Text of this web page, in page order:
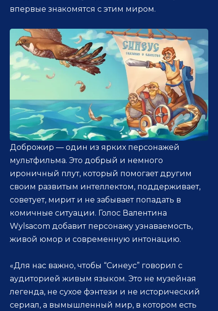
впервые знакомятся с этим миром.
Доброжир — один из ярких персонажей
мультфильма. Это добрый и немного
ироничный плут, который помогает другим
своим развитым интеллектом, поддерживает,
советует, мирит и не забывает попадать в
комичные ситуации. Голос Валентина
Wylsacom добавит персонажу узнаваемость,
живой юмор и современную интонацию.
«Для нас важно, чтобы “Синеус” говорил с
аудиторией живым языком. Это не музейная
легенда, не сухое фэнтези и не исторический
сериал, а вымышленный мир, в котором есть